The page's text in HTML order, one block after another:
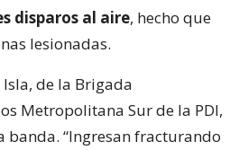
disparos al aire, hecho que
lesionadas.
de la Brigada
Metropolitana Sur de la PDI,
banda. “Ingresan fracturando